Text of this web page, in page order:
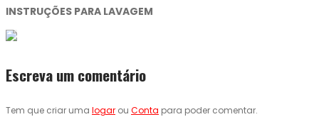
INSTRUÇÕES PARA LAVAGEM
Escreva um comentário
Tem que criar uma logar ou Conta para poder comentar.